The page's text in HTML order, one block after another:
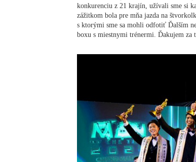
konkurenciu z 21 krajín, užívali sme si
zážitkom bola pre mňa jazda na
s ktorými sme sa mohli odfotiť Ďalším
boxu s miestnymi trénermi. Ďakujem za